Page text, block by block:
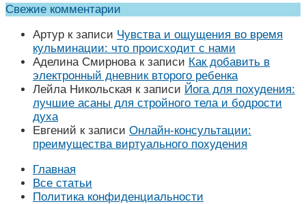
Свежие комментарии
Артур к записи Чувства и ощущения во время
кульминации: что происходит с нами
Аделина Смирновак записи Как добавить в
электронный дневник второго ребенка
Лейла Никольская к записи Йога для похудения:
лучшие асаны для стройного тела и бодрости
духа
Евгений к записи Онлайн-консультации:
преимущества виртуального похудения
Главная
Все статьи
Политика конфиденциальности